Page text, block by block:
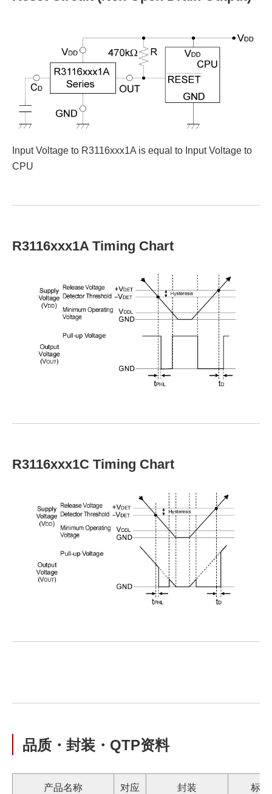
Input Voltage to R3116xxx1A is equal to Input Voltage to
CPU
R3116xxx1A Timing Chart
R3116xxx1C Timing Chart
品质・封装・QTP资料
产品名称 对应 封装 标注